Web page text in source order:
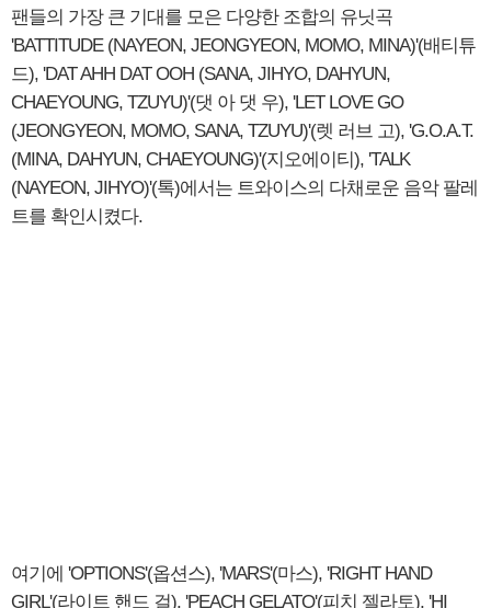
팬들의 가장 큰 기대를 모은 다양한 조합의 유닛곡
'BATTITUDE (NAYEON, JEONGYEON, MOMO, MINA)'(배티튜
드), 'DAT AHH DAT OOH (SANA, JIHYO, DAHYUN,
CHAEYOUNG, TZUYU)'(댓 아 댓 우), 'LET LOVE GO
(JEONGYEON, MOMO, SANA, TZUYU)'(렛 러브 고), 'G.O.A.T.
(MINA, DAHYUN, CHAEYOUNG)'(지오에이티), 'TALK
(NAYEON, JIHYO)'(톡)에서는 트와이스의 다채로운 음악 팔레
트를 확인시켰다.
여기에 'OPTIONS'(옵션스), 'MARS'(마스), 'RIGHT HAND
GIRL'(라이트 핸드 걸), 'PEACH GELATO'(피치 젤라토), 'HI